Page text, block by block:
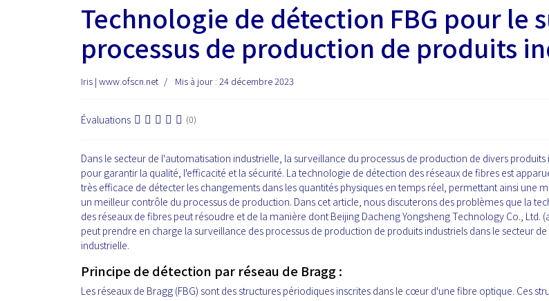
Technologie de détection FBG pour le
processus de production de produits
Iris | www.ofscn.net Mis à jour : 24 décembre 2023
Évaluations (0)
Dans le secteur de l'automatisation industrielle, la surveillance du processus de production de divers produits
pour garantir la qualité, l'efficacité et la sécurité. La technologie de détection des réseaux de fibres est
très efficace de détecter les changements dans les quantités physiques en temps réel, permettant ainsi une
un meilleur contrôle du processus de production. Dans cet article, nous discuterons des problèmes que la
des réseaux de fibres peut résoudre et de la manière dont Beijing Dacheng Yongsheng Technology Co., Ltd.
peut prendre en charge la surveillance des processus de production de produits industriels dans le secteur
industrielle.
Principe de détection par réseau de Bragg :
Les réseaux de Bragg (FBG) sont des structures périodiques inscrites dans le cœur d'une fibre optique. Ces